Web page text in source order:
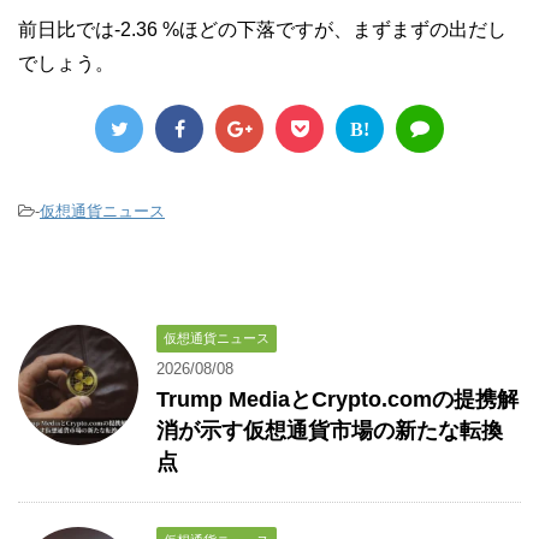
前日比では-2.36 %ほどの下落ですが、まずまずの出だし
でしょう。
B!
-仮想通貨ニュース
仮想通貨ニュース
2026/08/08
Trump MediaとCrypto.comの提携解
消が示す仮想通貨市場の新たな転換
点